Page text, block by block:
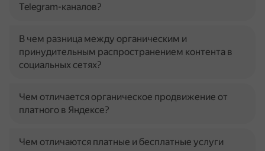
Telegram-каналов?
В чем разница между органическим и
принудительным распространением контента в
социальных сетях?
Чем отличается органическое продвижение от
платного в Яндексе?
Чем отличаются платные и бесплатные услуги